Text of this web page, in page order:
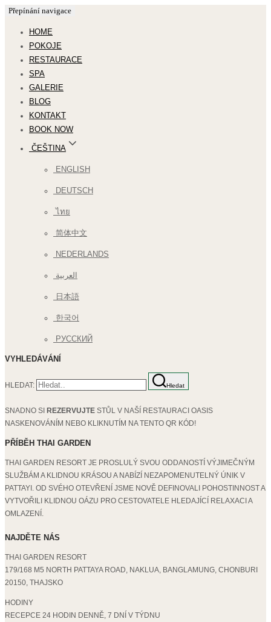
Přepínání navigace
HOME
POKOJE
RESTAURACE
SPA
GALERIE
BLOG
KONTAKT
BOOK NOW
ČEŠTINA
ENGLISH
DEUTSCH
ไทย
简体中文
NEDERLANDS
العربية
日本語
한국어
РУССКИЙ
VYHLEDÁVÁNÍ
HLEDAT: Hledat
SNADNO SI REZERVUJTE STŮL V NAŠÍ RESTAURACI OASIS
NASKENOVÁNÍM NEBO KLIKNUTÍM NA TENTO QR KÓD!
PŘÍBĚH THAI GARDEN
THAI GARDEN RESORT JE PROSLULÝ SVOU ODDANOSTÍ VÝJIMEČNÝM
SLUŽBÁM A KLIDNOU KRÁSOU A NABÍZÍ NEZAPOMENUTELNÝ ÚNIK V
PATTAYI. OD SVÉHO OTEVŘENÍ JSME NOVĚ DEFINOVALI POHOSTINNOST A
VYTVOŘILI KLIDNOU OÁZU PRO CESTOVATELE HLEDAJÍCÍ RELAXACI A
OMLAZENÍ.
NAJDĚTE NÁS
THAI GARDEN RESORT
179/168 M5 NORTH PATTAYA ROAD, NAKLUA, BANGLAMUNG, CHONBURI
20150, THAJSKO
HODINY
RECEPCE 24 HODIN DENNĚ, 7 DNÍ V TÝDNU